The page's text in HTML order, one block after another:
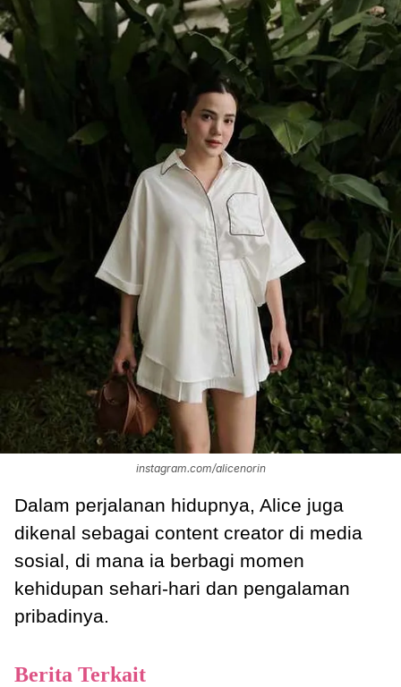
instagram.com/alicenorin
Dalam perjalanan hidupnya, Alice juga
dikenal sebagai content creator di media
sosial, di mana ia berbagi momen
kehidupan sehari-hari dan pengalaman
pribadinya.
Berita Terkait